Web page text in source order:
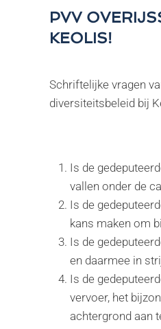
PVV
KEOLIS!
Schriftelijke vragen
diversiteitsbeleid bij
Is de
vallen onder de
Is de
kans maken om
Is de
en daarmee in
Is de
vervoer, het
achtergrond aan